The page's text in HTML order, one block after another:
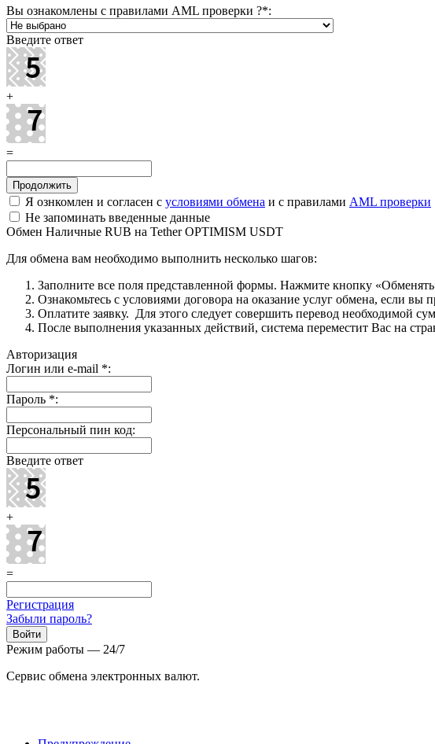
Вы ознакомлены с правилами AML проверки ?*:
Введите ответ
+
=
Я ознкомлен и согласен с условиями обмена и с правилами AML проверки
Не запоминать введенные данные
Обмен Наличные RUB на Tether OPTIMISM USDT
Для обмена вам необходимо выполнить несколько шагов:
Заполните все поля представленной формы. Нажмите кнопку
Ознакомьтесь с условиями договора на оказание услуг обмена, если
Оплатите заявку. Для этого следует совершить перевод необходимой
После выполнения указанных действий, система переместит Вас на
Авторизация
Логин или e-mail *:
Пароль *:
Персональный пин код:
Введите ответ
+
=
Регистрация
Забыли пароль?
Режим работы — 24/7
Сервис обмена электронных валют.